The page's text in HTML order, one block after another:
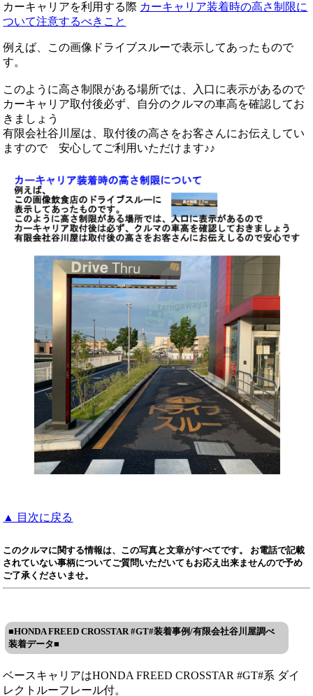
カーキャリアを利用する際 カーキャリア装着時の高さ制限に
ついて注意するべきこと
例えば、この画像ドライブスルーで表示してあったもので
す。
このように高さ制限がある場所では、入口に表示があるので
カーキャリア取付後必ず、自分のクルマの車高を確認してお
きましょう
有限会社谷川屋は、取付後の高さをお客さんにお伝えしてい
ますので 安心してご利用いただけます♪♪
▲ 目次に戻る
このクルマに関する情報は、この写真と文章がすべてです。 お電話で記載
されていない事柄についてご質問いただいてもお応え出来ませんので予め
ご了承くださいませ。
■HONDA FREED CROSSTAR #GT#装着事例/有限会社谷川屋調べ
装着データ■
ベースキャリアはHONDA FREED CROSSTAR #GT#系 ダイ
レクトルーフレール付。